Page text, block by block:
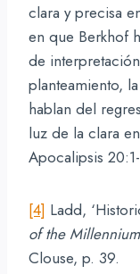
clara y precisa
en que Berkhof
de
planteamiento,
hablan del
luz de la clara
Apocalipsis
[4] Ladd,
of the
Clouse, p. 39.